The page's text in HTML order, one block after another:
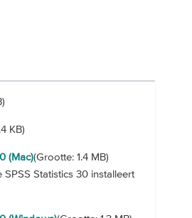
KB)
(Mac)(Grootte: 1.4 MB)
Statistics 30 installeert